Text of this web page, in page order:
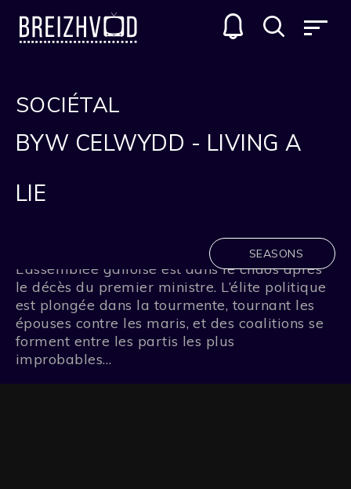
SOCIÉTAL
BYW CELWYDD - LIVING A
LIE
SEASONS
L’assemblée galloise est dans le chaos après
le décès du premier ministre. L’élite politique
est plongée dans la tourmente, tournant les
épouses contre les maris, et des coalitions se
forment entre les partis les plus
improbables…